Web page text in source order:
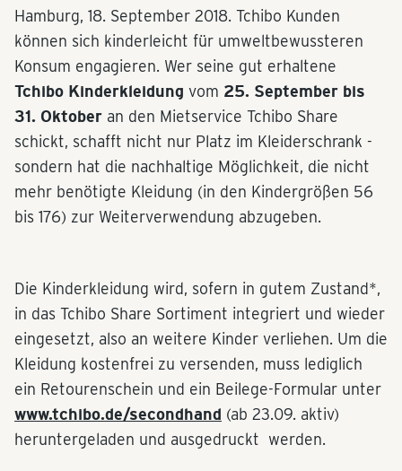
Hamburg, 18. September 2018. Tchibo Kunden
können sich kinderleicht für umweltbewussteren
Konsum engagieren. Wer seine gut erhaltene
Tchibo Kinderkleidung vom 25. September bis
31. Oktober an den Mietservice Tchibo Share
schickt, schafft nicht nur Platz im Kleiderschrank -
sondern hat die nachhaltige Möglichkeit, die nicht
mehr benötigte Kleidung (in den Kindergrößen 56
bis 176) zur Weiterverwendung abzugeben.
Die Kinderkleidung wird, sofern in gutem Zustand*,
in das Tchibo Share Sortiment integriert und wieder
eingesetzt, also an weitere Kinder verliehen. Um die
Kleidung kostenfrei zu versenden, muss lediglich
ein Retourenschein und ein Beilege-Formular unter
www.tchibo.de/secondhand (ab 23.09. aktiv)
heruntergeladen und ausgedruckt werden.